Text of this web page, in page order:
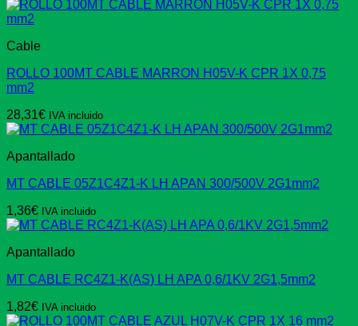
Cable
ROLLO 100MT CABLE MARRON H05V-K CPR 1X 0,75
mm2
28,31€ IVA incluido
Apantallado
MT CABLE 05Z1C4Z1-K LH APAN 300/500V 2G1mm2
1,36€ IVA incluido
Apantallado
MT CABLE RC4Z1-K(AS) LH APA 0,6/1KV 2G1,5mm2
1,82€ IVA incluido